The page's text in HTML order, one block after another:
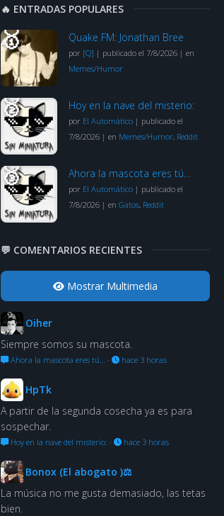
🔥 ENTRADAS POPULARES
Quake FM: Jonathan Bree
por [Q] | publicado el 7/8/2026 | en
Memes/Humor
Hoy en la nave del misterio:
por El Automático | publicado el
7/8/2026 | en Memes/Humor, Reddit
Ahora la mascota eres tú…
por El Automático | publicado el
7/8/2026 | en Gatos, Reddit
💬 COMENTARIOS RECIENTES
Mostrar Multimedia
Oiher
Siempre somos su mascota.
Ahora la mascota eres tú… · hace 3 horas
HpTk
A partir de la segunda cosecha ya es para
sospechar.
Hoy en la nave del misterio: · hace 3 horas
Bonox (El abogato )⚖
La música no me gusta demasiado, las tetas
bien.